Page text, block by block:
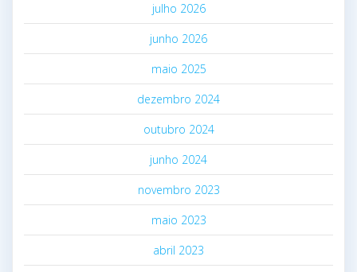
julho 2026
junho 2026
maio 2025
dezembro 2024
outubro 2024
junho 2024
novembro 2023
maio 2023
abril 2023